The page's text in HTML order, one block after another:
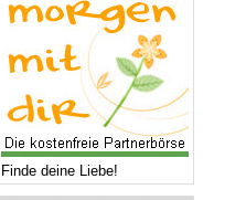
Finde deine Liebe!